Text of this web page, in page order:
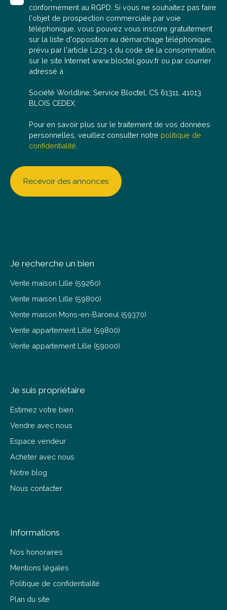
oublier de nous communiquer votre numéro de
téléphone et nous vous recontacterons très
rapidement. 👩🏻‍🦰 Morgane, négociatrice en
immobilier (RSAC 898 859 599), se tient à votre
disposition pour répondre à vos questions, organiser
une visite ou réaliser une estimation gratuite de votre
bien actuel.
conformément au RGPD. Si vous ne souhaitez pas faire
l'objet de prospection commerciale par voie
téléphonique, vous pouvez vous inscrire gratuitement
sur la liste d'opposition au démarchage téléphonique,
prévu par l'article L223-1 du code de la consommation,
sur le site Internet www.bloctel.gouv.fr ou par courrier
adressé à :
Société Worldline, Service Bloctel, CS 61311, 41013
BLOIS CEDEX.
Pour en savoir plus sur le traitement de vos données
personnelles, veuillez consulter notre politique de
confidentialité
Recevoir des annonces
Je recherche un bien
Vente maison Lille (59260)
Vente maison Lille (59800)
Vente maison Mons-en-Baroeul (59370)
Vente appartement Lille (59800)
Vente appartement Lille (59000)
Je suis propriétaire
Estimez votre bien
Vendre avec nous
Espace vendeur
Acheter avec nous
Notre blog
Nous contacter
Informations
Nos honoraires
Mentions légales
Politique de confidentialité
Plan du site